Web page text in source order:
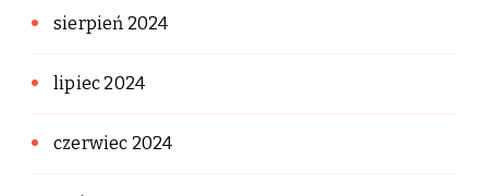
sierpień 2024
lipiec 2024
czerwiec 2024